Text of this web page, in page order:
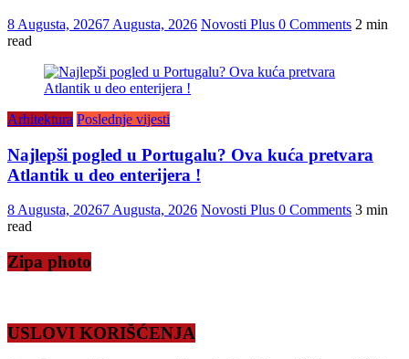
8 Augusta, 20267 Augusta, 2026 Novosti Plus 0 Comments 2 min
read
Arhitektura Poslednje vijesti
Najlepši pogled u Portugalu? Ova kuća pretvara
Atlantik u deo enterijera !
8 Augusta, 20267 Augusta, 2026 Novosti Plus 0 Comments 3 min
read
Zipa photo
USLOVI KORIŠĆENJA